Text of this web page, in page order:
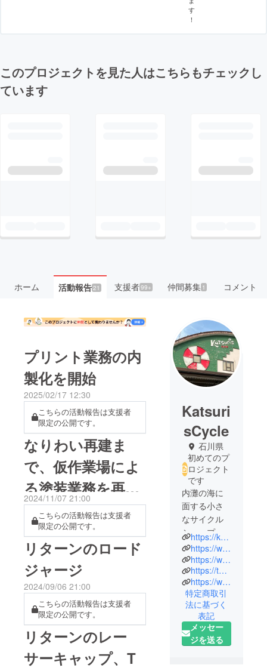
す
！
このプロジェクトを見た人はこちらもチェックし
ています
ホーム 活動報告21 支援者99+ 仲間募集 1 コメント
プリント業務の内
製化を開始
2025/02/17 12:30
こちらの活動報告は支援者
限定の公開です。
なりわい再建ま
で、仮作業場によ
る塗装業務を再
開！
2024/11/07 21:00
こちらの活動報告は支援者
限定の公開です。
リターンのロード
ジャージ
2024/09/06 21:00
こちらの活動報告は支援者
限定の公開です。
リターンのレー
サーキャップ、T
Katsuri
sCycle
石川県
初めてのプ
ロジェクト
です
内灘の海に
面する小さ
なサイクル
ショップで
す。
https://katsuri.com/
https://www.facebook.com/KatsurisCycleandDesign/
https://www.facebook.com/kanapaint/
https://twitter.com/kanapaint
https://www.instagram.com/kanapaint/
特定商取引
法に基づく
表記
メッセー
ジを送る